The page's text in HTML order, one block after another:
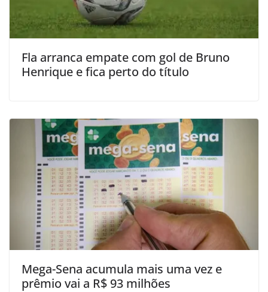
Fla arranca empate com gol de Bruno
Henrique e fica perto do título
Mega-Sena acumula mais uma vez e
prêmio vai a R$ 93 milhões